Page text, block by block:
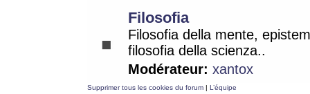
Filosofia
Filosofia della mente,
filosofia della scienza..
Modérateur: xantox
Supprimer tous les cookies du forum | L’équipe